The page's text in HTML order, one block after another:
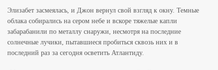
Элизабет засмеялась, и Джон вернул свой взгляд к окну. Темные
облака собирались на сером небе и вскоре тяжелые капли
забарабанили по металлу снаружи, несмотря на последние
солнечные лучики, пытавшиеся пробиться сквозь них и в
последний раз за сегодня осветить Атлантиду.